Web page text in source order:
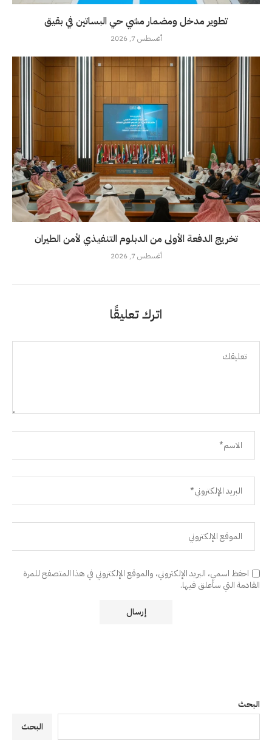
تطوير مدخل ومضمار مشي حي البساتين في بقيق
أغسطس 7, 2026
تخريج الدفعة الأولى من الدبلوم التنفيذي لأمن الطيران
أغسطس 7, 2026
اترك تعليقًا
احفظ اسمي، البريد الإلكتروني، والموقع الإلكتروني في هذا المتصفح للمرة
القادمة التي سأعلق فيها.
البحث
البحث